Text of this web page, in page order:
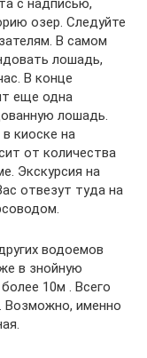
с надписью,
озер. Следуйте
В самом
лошадь,
В конце
еще одна
лошадь.
киоске на
от количества
Экскурсия на
отвезут туда на
водоемов
в знойную
10м . Всего
Возможно, именно